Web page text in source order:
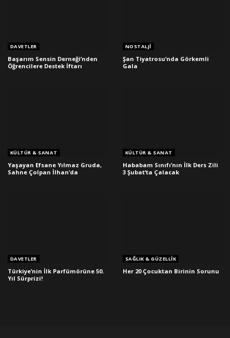
DAVETLER
Başarım Sensin Derneği’nden
Öğrencilere Destek İftarı
NOSTALJI
Şan Tiyatrosu’nda Görkemli
Gala
KÜLTÜR & SANAT
Yaşayan Efsane Yılmaz Gruda,
Sahne Çolpan İlhan’da
KÜLTÜR & SANAT
Hababam Sınıfı’nın İlk Ders Zili
3 Şubat’ta Çalacak
DAVETLER
Türkiye’nin İlk Parfümörüne 50.
Yıl Sürprizi!
SAĞLIK & GÜZELLIK
Her 20 Çocuktan Birinin Sorunu